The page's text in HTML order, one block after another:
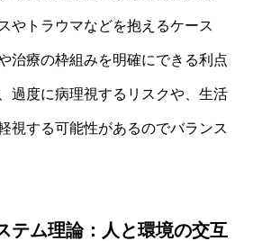
やトラウマなどを抱えるケース
治療の枠組みを明確にできる利点
過度に病理視するリスクや、生活
視する可能性があるのでバランス
テム理論：人と環境の交互